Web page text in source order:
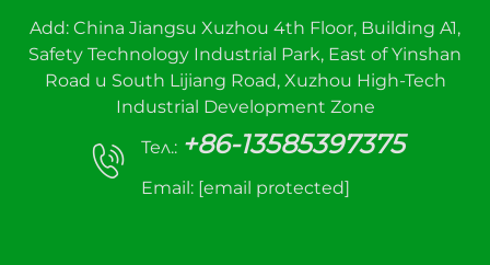
Add: China Jiangsu Xuzhou 4th Floor, Building A1,
Safety Technology Industrial Park, East of Yinshan
Road и South Lijiang Road, Xuzhou High-Tech
Industrial Development Zone
Тел.: +86-13585397375
Email: [email protected]